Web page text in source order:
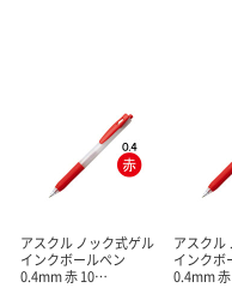
アスクル ノック式ゲル
インクボールペン
0.4mm 赤 10…
アスクル
インクボ
0.4mm